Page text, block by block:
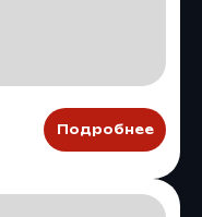
Подробнее